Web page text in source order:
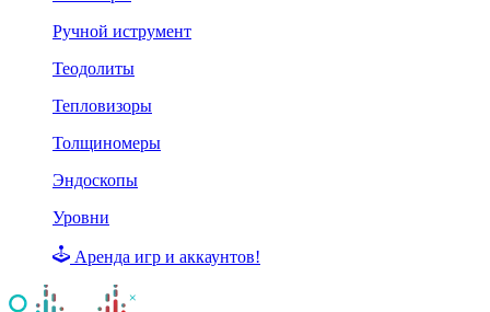
Ручной иструмент
Теодолиты
Тепловизоры
Толщиномеры
Эндоскопы
Уровни
Аренда игр и аккаунтов!